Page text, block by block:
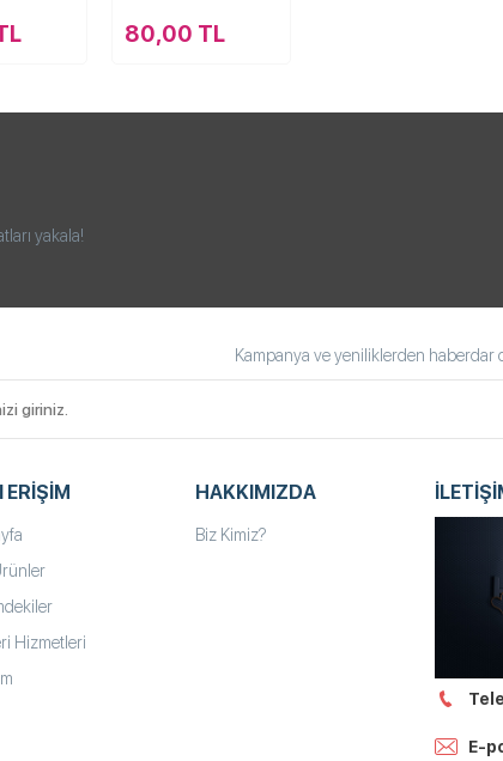
80,00 TL
yakala!
Kampanya ve yeniliklerden haberdar
ERIŞIM
Hizmetleri
HAKKIMIZDA
Biz Kimiz?
E-